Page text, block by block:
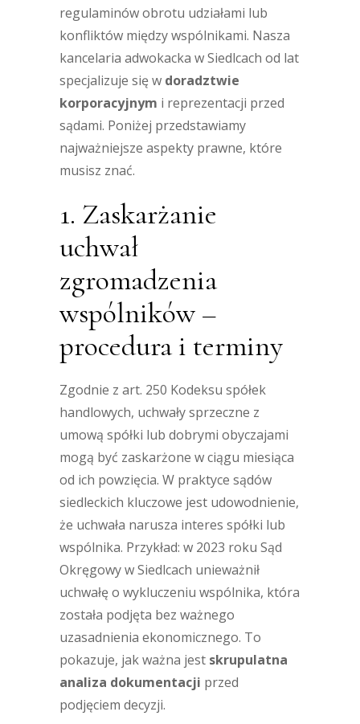
regulaminów obrotu udziałami lub
konfliktów między wspólnikami. Nasza
kancelaria adwokacka w Siedlcach od lat
specjalizuje się w doradztwie
korporacyjnym i reprezentacji przed
sądami. Poniżej przedstawiamy
najważniejsze aspekty prawne, które
musisz znać.
1. Zaskarżanie
uchwał
zgromadzenia
wspólników –
procedura i terminy
Zgodnie z art. 250 Kodeksu spółek
handlowych, uchwały sprzeczne z
umową spółki lub dobrymi obyczajami
mogą być zaskarżone w ciągu miesiąca
od ich powzięcia. W praktyce sądów
siedleckich kluczowe jest udowodnienie,
że uchwała narusza interes spółki lub
wspólnika. Przykład: w 2023 roku Sąd
Okręgowy w Siedlcach unieważnił
uchwałę o wykluczeniu wspólnika, która
została podjęta bez ważnego
uzasadnienia ekonomicznego. To
pokazuje, jak ważna jest skrupulatna
analiza dokumentacji przed
podjęciem decyzji.